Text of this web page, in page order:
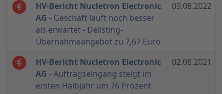
HV-Bericht Nucletron Electronic
AG - Geschäft läuft noch besser
als erwartet - Delisting-
Übernahmeangebot zu 7,67 Euro
09.08.2022
HV-Bericht Nucletron Electronic
AG - Auftragseingang steigt im
ersten Halbjahr um 76 Prozent
02.08.2021